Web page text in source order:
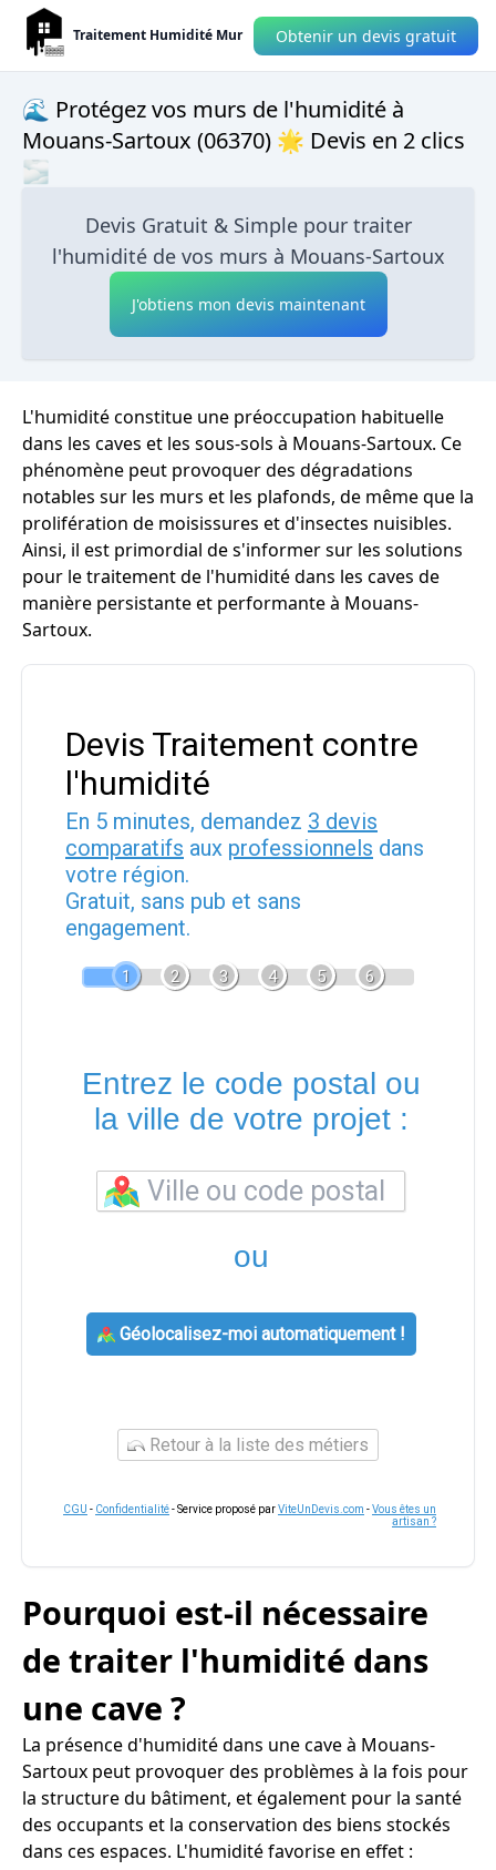
Traitement Humidité Mur Obtenir un devis gratuit
🌊 Protégez vos murs de l'humidité à
Mouans-Sartoux (06370) 🌟 Devis en 2 clics
🌫
Devis Gratuit & Simple pour traiter
l'humidité de vos murs à Mouans-Sartoux
J'obtiens mon devis maintenant
L'humidité constitue une préoccupation habituelle
dans les caves et les sous-sols à Mouans-Sartoux. Ce
phénomène peut provoquer des dégradations
notables sur les murs et les plafonds, de même que la
prolifération de moisissures et d'insectes nuisibles.
Ainsi, il est primordial de s'informer sur les solutions
pour le traitement de l'humidité dans les caves de
manière persistante et performante à Mouans-
Sartoux.
Devis Traitement contre
l'humidité
En 5 minutes, demandez 3 devis
comparatifs aux professionnels dans
votre région.
Gratuit, sans pub et sans
engagement.
1 2 3 4 5 6
Entrez le code postal ou
la ville de votre projet :
ou
Géolocalisez-moi automatiquement !
Retour à la liste des métiers
CGU - Confidentialité- Service proposé parViteUnDevis.com -Vous êtes un
artisan ?
Pourquoi est-il nécessaire
de traiter l'humidité dans
une cave ?
La présence d'humidité dans une cave à Mouans-
Sartoux peut provoquer des problèmes à la fois pour
la structure du bâtiment, et également pour la santé
des occupants et la conservation des biens stockés
dans ces espaces. L'humidité favorise en effet :